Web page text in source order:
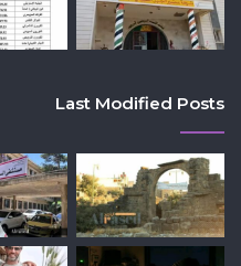
Last Modified Posts